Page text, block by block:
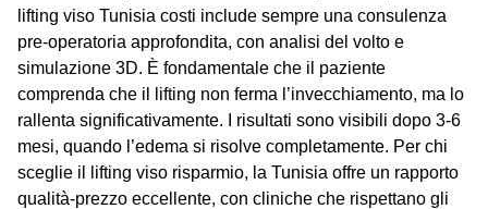
lifting viso Tunisia costi include sempre una consulenza
pre-operatoria approfondita, con analisi del volto e
simulazione 3D. È fondamentale che il paziente
comprenda che il lifting non ferma l’invecchiamento, ma lo
rallenta significativamente. I risultati sono visibili dopo 3-6
mesi, quando l’edema si risolve completamente. Per chi
sceglie il
lifting viso risparmio, la Tunisia offre un rapporto
qualità-prezzo eccellente, con cliniche che rispettano gli